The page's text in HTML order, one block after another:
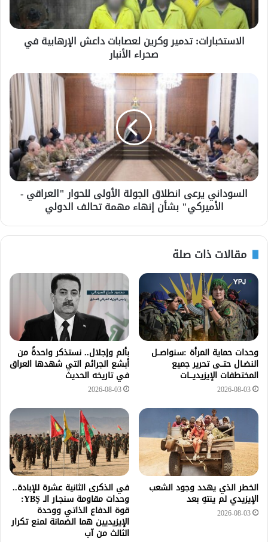
الاستخبارات: تدمير وكرين لعصابات داعش الإرهابية في
صحراء الأنبار
السوداني يرعى انطلاق الجولة الأولى للحوار "العراقي -
الأميركي" بشأن إنهاء مهمة تحالف الدولي
مقالات ذات صلة
وحدات حماية المرأة :سنواصــل
النضـال حتــى تحرير جميع
المختطفات الإيزيديـــات
2026-08-03
بألم وإجلال.. نستذكر واحدةً من
أبشع الجرائم التي شهدها العراق
في تاريخه الحديث
2026-08-03
الخطر الذي يهدد وجود الشعب
الإيزيدي لم ينتهِ بعد
2026-08-03
في الذكرى الثانية عشرة للإبادة..
وحدات مقاومة سنجـار الـ YBŞ:
قوة الدفاع الذاتي ووحدة
الإيزيديين هما الضمانة لمنع تكرار
الثالث من آب